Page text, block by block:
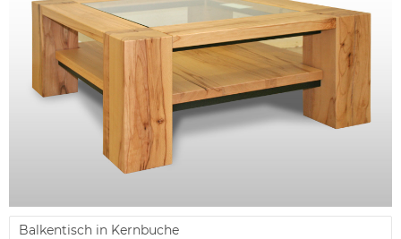
Balkentisch in Kernbuche